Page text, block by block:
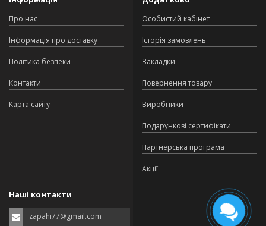
Про нас
Інформація про доставку
Політика безпеки
Контакти
Карта сайту
Особистий кабінет
Історія замовлень
Закладки
Повернення товару
Виробники
Подарункові сертифікати
Партнерська програма
Акції
Наші контакти
zapahi77@gmail.com